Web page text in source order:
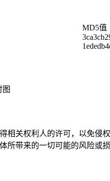
MD5值
相关权利人的许可，以免侵权
所带来的一切可能的风险或